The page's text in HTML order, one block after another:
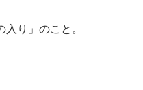
り」のこと。